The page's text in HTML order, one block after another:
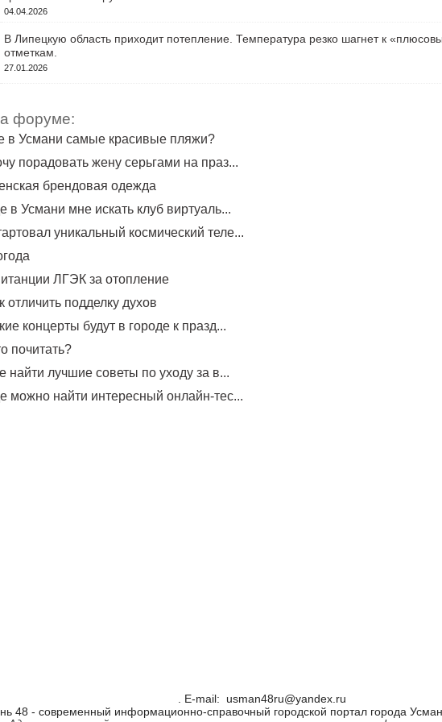
04.04.2026
В Липецкую область приходит потепление. Температура резко шагнет к
отметкам.
27.01.2026
форуме:
в Усмани самые красивые пляжи?
порадовать жену серьгами на праз...
брендовая одежда
в Усмани мне искать клуб виртуаль...
уникальный космический теле...
ЛГЭК за отопление
отличить подделку духов
концерты будут в городе к празд...
почитать?
найти лучшие советы по уходу за в...
можно найти интересный онлайн-тес...
. Е-mail: usman48ru@yandex.ru
48 - современный информационно-справочный городской портал города